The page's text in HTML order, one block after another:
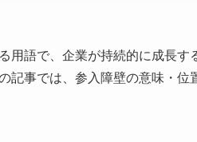
用語で、企業が持続的に成長
記事では、参入障壁の意味・位